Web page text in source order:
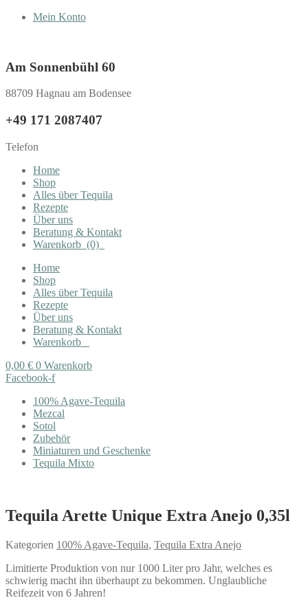
Mein Konto
Am Sonnenbühl 60
88709 Hagnau am Bodensee
+49 171 2087407
Telefon
Home
Shop
Alles über Tequila
Rezepte
Über uns
Beratung & Kontakt
Warenkorb (0)
Home
Shop
Alles über Tequila
Rezepte
Über uns
Beratung & Kontakt
Warenkorb
0,00 € 0 Warenkorb
Facebook-f
100% Agave-Tequila
Mezcal
Sotol
Zubehör
Miniaturen und Geschenke
Tequila Mixto
Tequila Arette Unique Extra Anejo 0,35l
Kategorien 100% Agave-Tequila, Tequila Extra Anejo
Limitierte Produktion von nur 1000 Liter pro Jahr, welches es
schwierig macht ihn überhaupt zu bekommen. Unglaubliche
Reifezeit von 6 Jahren!